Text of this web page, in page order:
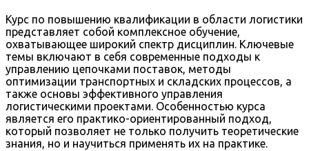
Курс по повышению квалификации в области логистики
представляет собой комплексное обучение,
охватывающее широкий спектр дисциплин. Ключевые
темы включают в себя современные подходы к
управлению цепочками поставок, методы
оптимизации транспортных и складских процессов, а
также основы эффективного управления
логистическими проектами. Особенностью курса
является его практико-ориентированный подход,
который позволяет не только получить теоретические
знания, но и научиться применять их на практике.